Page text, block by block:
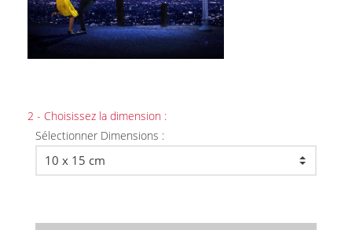
2 - Choisissez la dimension :
Sélectionner Dimensions :